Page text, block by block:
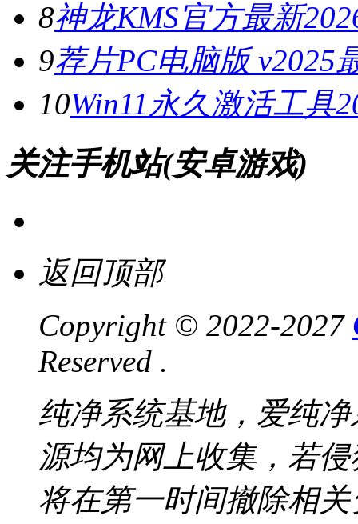
8神龙KMS官方最新
9荐片PC电脑版 v2025
10Win11永久激活工具
关注手机站(安卓游戏)
返回顶部
Copyright © 2022-2027
Reserved .
纯净系统基地，爱纯
源均为网上收集，若
将在第一时间撤除相